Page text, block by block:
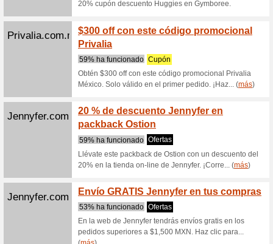
Dales lo
en los
Jcpenney.com
Hasta
en
100%
Disfruta